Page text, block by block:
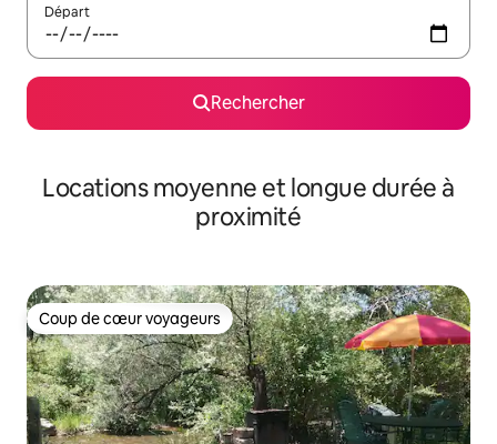
Départ
Rechercher
Locations moyenne et longue durée à
proximité
Coup de cœur voyageurs
Coup de cœur voyageurs